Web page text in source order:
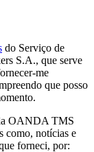
do Serviço de
S.A., que serve
me
que posso
OANDA TMS
como, notícias e
forneci, por: